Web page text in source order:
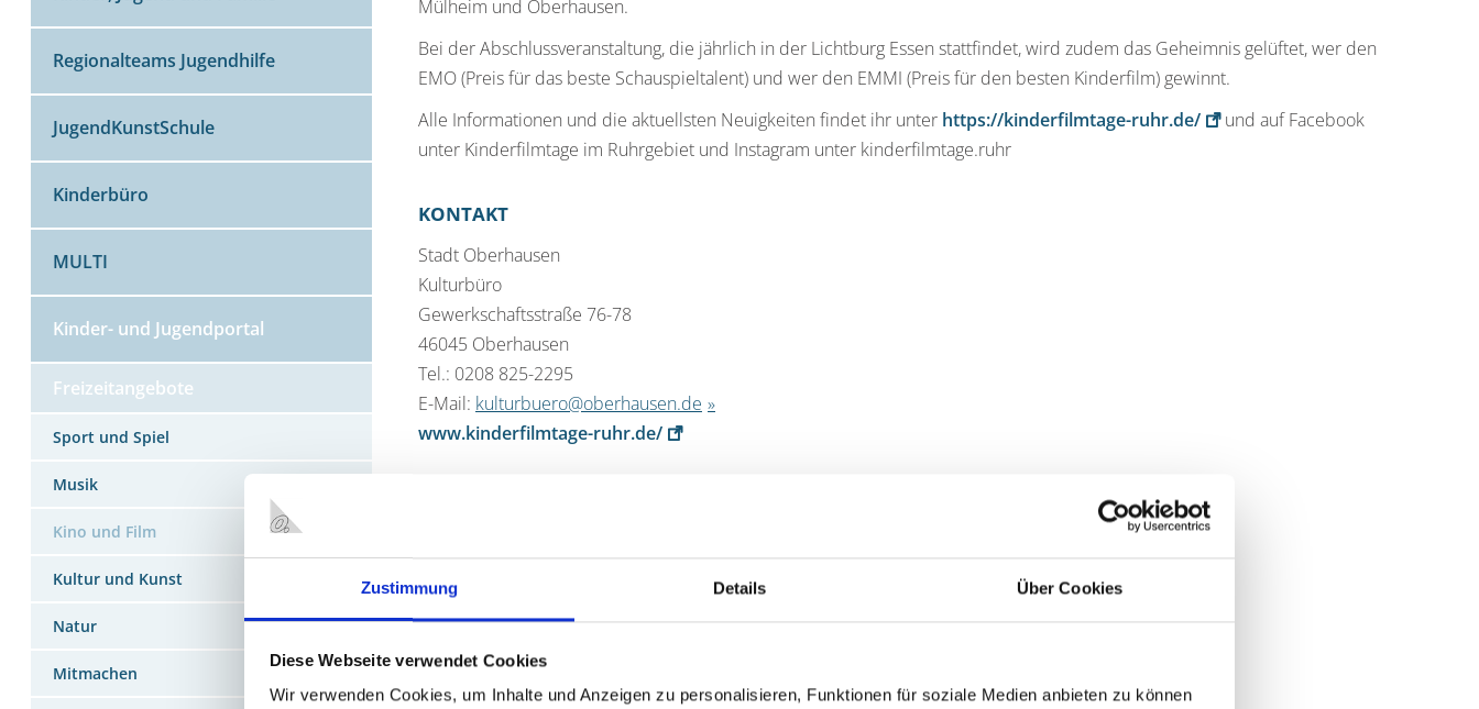
Zustimmung Details Über Cookies
Diese Webseite verwendet Cookies
Wir verwenden Cookies, um Inhalte und Anzeigen zu personalisieren, Funktionen für soziale Medien anbieten zu können
Regionalteams Jugendhilfe
JugendKunstSchule
Kinderbüro
MULTI
Kinder- und Jugendportal
Freizeitangebote
Sport und Spiel
Musik
Kino und Film
Kultur und Kunst
Natur
Mitmachen
Mülheim und Oberhausen.
Bei der Abschlussveranstaltung, die jährlich in der Lichtburg Essen stattfindet, wird zudem das Geheimnis gelüftet, wer den
EMO (Preis für das beste Schauspieltalent) und wer den EMMI (Preis für den besten Kinderfilm) gewinnt.
Alle Informationen und die aktuellsten Neuigkeiten findet ihr unter https://kinderfilmtage-ruhr.de/
und auf Facebook
unter Kinderfilmtage im Ruhrgebiet und Instagram unter kinderfilmtage.ruhr
KONTAKT
Stadt Oberhausen
Kulturbüro
Gewerkschaftsstraße 76-78
46045 Oberhausen
Tel.: 0208 825-2295
E-Mail: kulturbuero@oberhausen.de
www.kinderfilmtage-ruhr.de/
Kinos
Kurzfilmtage